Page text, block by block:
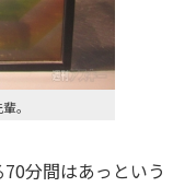
。
分間はあっという